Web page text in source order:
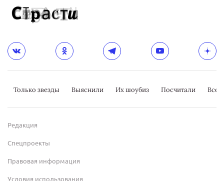
Только звезды Выяснили Их шоубиз Посчитали
Редакция
Спецпроекты
Правовая информация
Условия использования